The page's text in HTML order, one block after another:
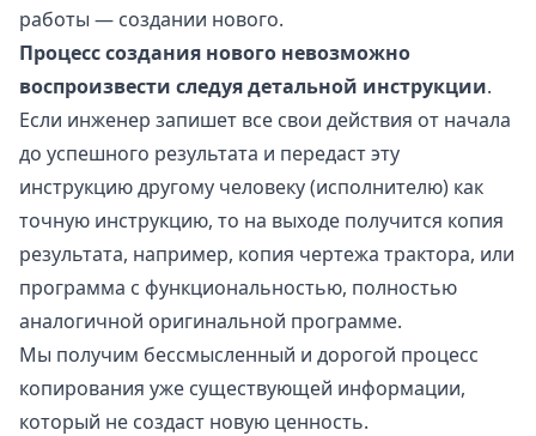
работы — создании нового.
Процесс создания нового невозможно
воспроизвести следуя детальной инструкции.
Если инженер запишет все свои действия от начала
до успешного результата и передаст эту
инструкцию другому человеку (исполнителю) как
точную инструкцию, то на выходе получится копия
результата, например, копия чертежа трактора, или
программа с функциональностью, полностью
аналогичной оригинальной программе.
Мы получим бессмысленный и дорогой процесс
копирования уже существующей информации,
который не создаст новую ценность.